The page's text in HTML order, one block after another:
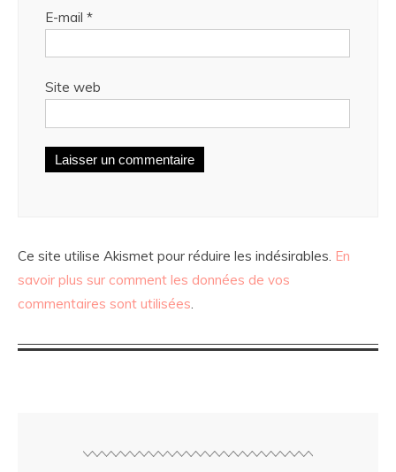
E-mail *
Site web
Ce site utilise Akismet pour réduire les indésirables. En
savoir plus sur comment les données de vos
commentaires sont utilisées.